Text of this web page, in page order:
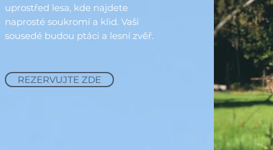
uprostřed lesa, kde najdete
naprosté soukromí a klid. Vaši
sousedé budou ptáci a lesní zvěř.
REZERVUJTE ZDE